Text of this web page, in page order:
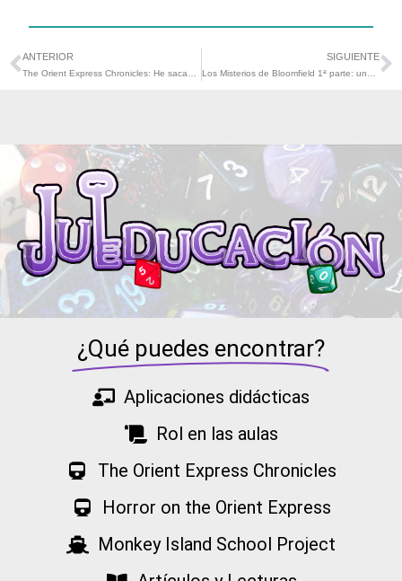
Ant
ANTERIOR
The Orient Express Chronicles: He sacado la plaza con una programación basada en uso de juegos de rol
SIGUIENTE
Los Misterios de Bloomfield 1ª parte: una nueva apuesta de #rolenlasaulas
¿Qué puedes encontrar?
Aplicaciones didácticas
Rol en las aulas
The Orient Express Chronicles
Horror on the Orient Express
Monkey Island School Project